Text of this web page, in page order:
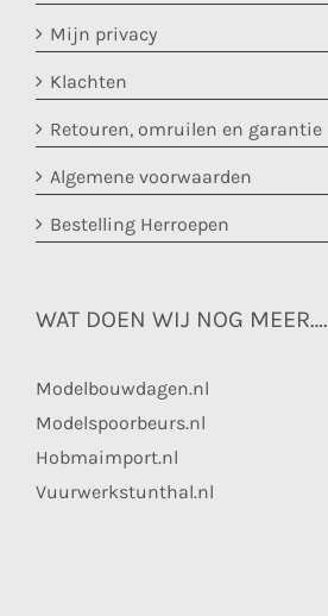
Mijn privacy
Klachten
Retouren, omruilen en garantie
Algemene voorwaarden
Bestelling Herroepen
WAT DOEN WIJ NOG MEER….
Modelbouwdagen.nl
Modelspoorbeurs.nl
Hobmaimport.nl
Vuurwerkstunthal.nl